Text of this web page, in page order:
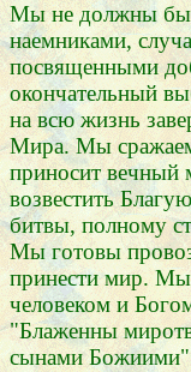
Мы не должны
наемниками,
посвященными
окончательный
на всю жизнь
Мира. Мы
приносит
возвестить
битвы, полному
Мы готовы
принести мир.
человеком и
"Блаженны
сынами